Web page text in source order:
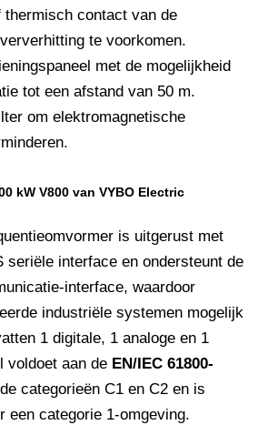
thermisch contact van de
te voorkomen.
met de mogelijkheid
tot een afstand van 50 m.
om elektromagnetische
kW V800 van VYBO Electric
is uitgerust met
seriële interface en ondersteunt de
interface, waardoor
industriële systemen mogelijk
1 digitale, 1 analoge en 1
voldoet aan de EN/IEC 61800-
categorieën C1 en C2 en is
een categorie 1-omgeving.